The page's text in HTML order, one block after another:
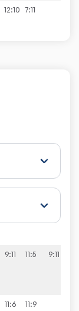
12:10 7:11
9:11 11:5 9:11
11:6 11:9